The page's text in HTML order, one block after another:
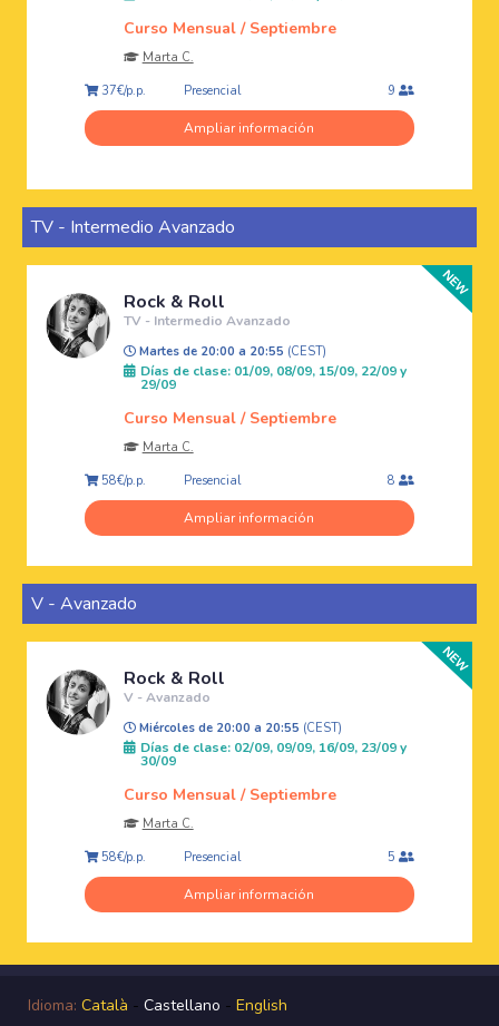
Curso Mensual / Septiembre
Marta C.
37€/p.p.
Presencial 9
Ampliar información
TV - Intermedio Avanzado
Rock & Roll
TV - Intermedio Avanzado
Martes de 20:00 a 20:55 (CEST)
Días de clase: 01/09, 08/09, 15/09, 22/09 y
29/09
Curso Mensual / Septiembre
Marta C.
58€/p.p.
Presencial 8
Ampliar información
V - Avanzado
Rock & Roll
V - Avanzado
Miércoles de 20:00 a 20:55 (CEST)
Días de clase: 02/09, 09/09, 16/09, 23/09 y
30/09
Curso Mensual / Septiembre
Marta C.
58€/p.p.
Presencial 5
Ampliar información
Idioma: Català - Castellano - English